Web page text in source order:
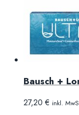
Bausch +
27,20€ inkl.